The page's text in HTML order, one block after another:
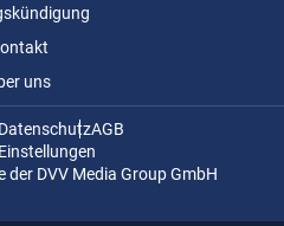
uns
AGB
der DVV Media Group GmbH